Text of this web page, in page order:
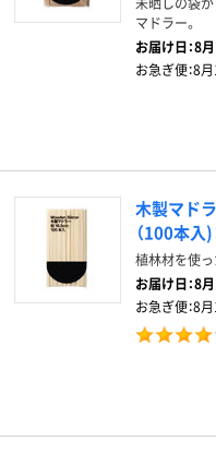
マドラー。
お届け日：8月
お急ぎ便：8月
木製マド
（100本
植林材を使
お届け日：8月
お急ぎ便：8月